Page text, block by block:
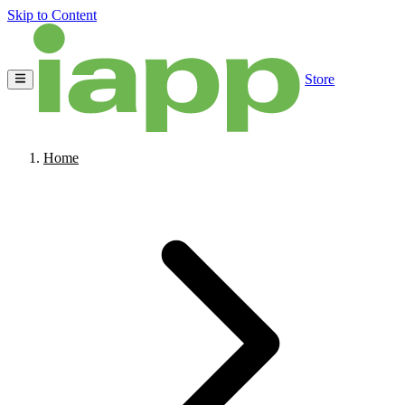
Skip to Content
Store
Home